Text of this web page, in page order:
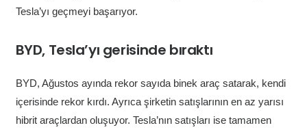
Tesla’yı geçmeyi başarıyor.
BYD, Tesla’yı gerisinde bıraktı
BYD, Ağustos ayında rekor sayıda binek araç satarak, kendi
içerisinde rekor kırdı. Ayrıca şirketin satışlarının en az yarısı
hibrit araçlardan oluşuyor. Tesla’nın satışları ise tamamen